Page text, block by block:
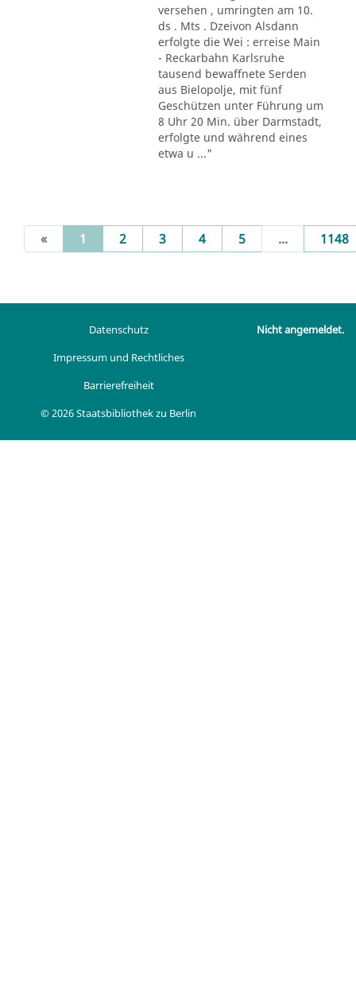
versehen , umringten am 10.
ds . Mts . Dzeivon Alsdann
erfolgte die Wei : erreise Main
- Reckarbahn Karlsruhe
tausend bewaffnete Serden
aus Bielopolje, mit fünf
Geschützen unter Führung um
8 Uhr 20 Min. über Darmstadt,
erfolgte und während eines
etwa u ..."
« 1 (current)
2 3 4 5 ... 1148
Datenschutz
Impressum und Rechtliches
Barrierefreiheit
© 2026 Staatsbibliothek zu Berlin
Nicht angemeldet.